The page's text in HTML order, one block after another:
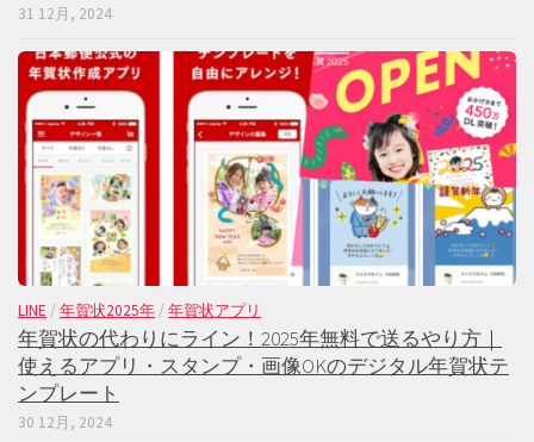
31 12月, 2024
LINE / 年賀状2025年 / 年賀状アプリ
年賀状の代わりにライン！2025年無料で送るやり方｜
使えるアプリ・スタンプ・画像OKのデジタル年賀状テ
ンプレート
30 12月, 2024